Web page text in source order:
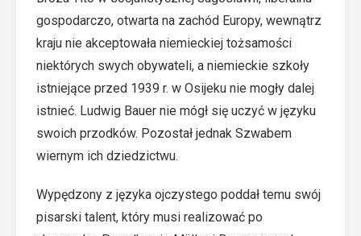
gospodarczo, otwarta na zachód Europy, wewnątrz
kraju nie akceptowała niemieckiej tożsamości
niektórych swych obywateli, a niemieckie szkoły
istniejące przed 1939 r. w Osijeku nie mogły dalej
istnieć. Ludwig Bauer nie mógł się uczyć w języku
swoich przodków. Pozostał jednak Szwabem
wiernym ich dziedzictwu.
Wypędzony z języka ojczystego poddał temu swój
pisarski talent, który musi realizować po